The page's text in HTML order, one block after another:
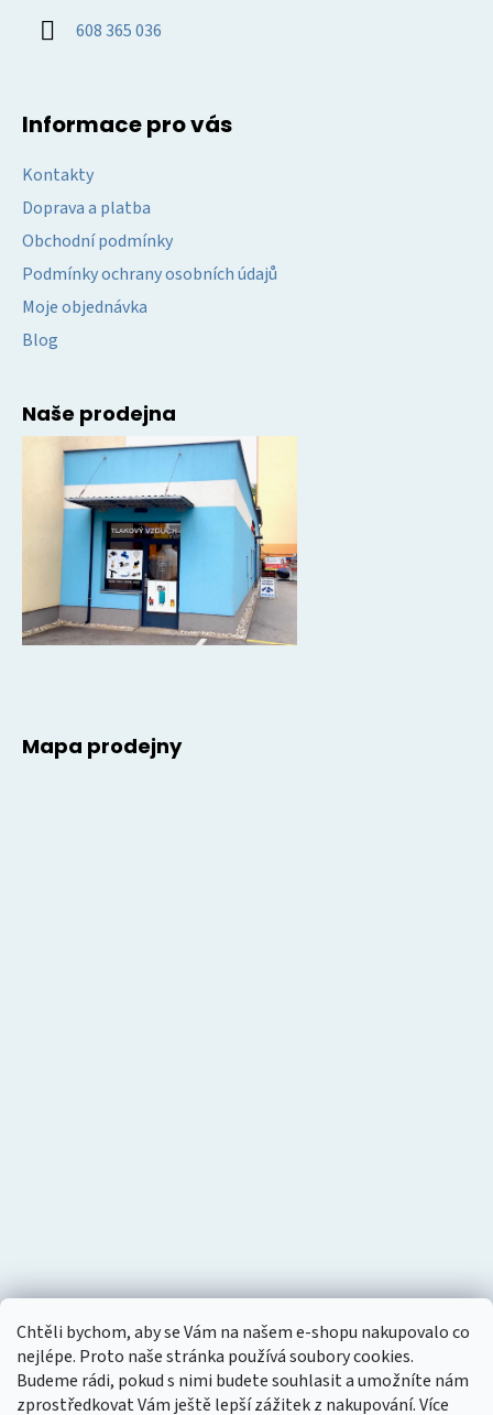
Chtěli bychom, aby se Vám na našem e-shopu nakupovalo co
nejlépe. Proto naše stránka používá soubory cookies.
Budeme rádi, pokud s nimi budete souhlasit a umožníte nám
zprostředkovat Vám ještě lepší zážitek z nakupování.Více
608 365 036
Informace pro vás
Kontakty
Doprava a platba
Obchodní podmínky
Podmínky ochrany osobních údajů
Moje objednávka
Blog
Naše prodejna
Mapa prodejny